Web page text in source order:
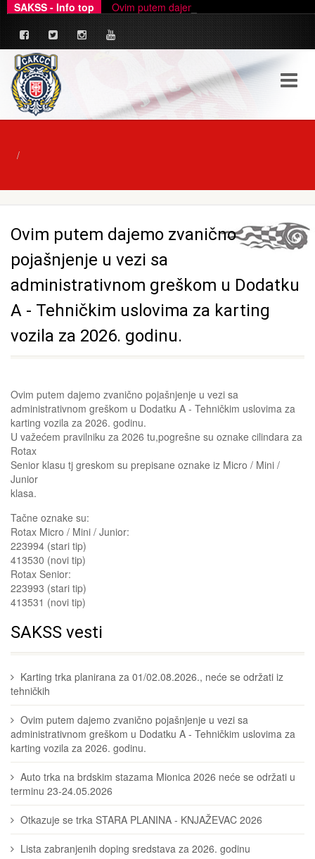
SAKSS - Info top Ovim putem dajemo zvanično pojašnjenje u
Ovim putem dajemo zvanično
pojašnjenje u vezi sa
administrativnom greškom u Dodatku
A - Tehničkim uslovima za karting
vozila za 2026. godinu.
Ovim putem dajemo zvanično pojašnjenje u vezi sa
administrativnom greškom u Dodatku A - Tehničkim uslovima za
karting vozila za 2026. godinu.
U važećem pravilniku za 2026 tu,pogrešne su oznake cilindara za
Rotax
Senior klasu tj greskom su prepisane oznake iz Micro / Mini /
Junior
klasa.
Tačne oznake su:
Rotax Micro / Mini / Junior:
223994 (stari tip)
413530 (novi tip)
Rotax Senior:
223993 (stari tip)
413531 (novi tip)
SAKSS vesti
Karting trka planirana za 01/02.08.2026., neće se održati iz
tehničkih
Ovim putem dajemo zvanično pojašnjenje u vezi sa
administrativnom greškom u Dodatku A - Tehničkim uslovima za
karting vozila za 2026. godinu.
Auto trka na brdskim stazama Mionica 2026 neće se održati u
terminu 23-24.05.2026
Otkazuje se trka STARA PLANINA - KNJAŽEVAC 2026
Lista zabranjenih doping sredstava za 2026. godinu